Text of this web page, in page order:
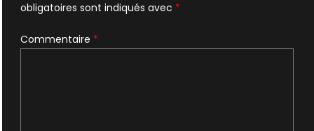
obligatoires sont indiqués avec *
Commentaire *